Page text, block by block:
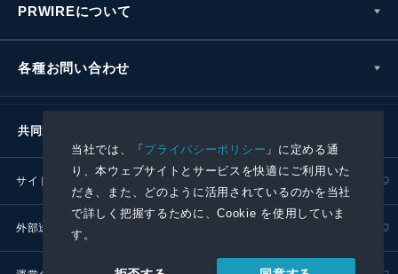
当社では、「プライバシーポリシー 」に定める通
り、本ウェブサイトとサービスを快適にご利用いた
だき、また、どのように活用されているのかを当社
で詳しく把握するために、Cookie を使用していま
す。
PRWIREについて
各種お問い合わせ
共同通信社グループ
サイトポリシー
外部送信ポリシー